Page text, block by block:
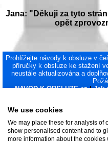
Jana: "Děkuji za tyto
opět
Prohlížejte návody k obsluze v
příručky k obsluze ke stažení
neustále aktualizována a
NAVOD-K-OBSLUZE.cz|Jak
We use cookies
We may place these for analysis of
show personalised content and to
more information about the cookies